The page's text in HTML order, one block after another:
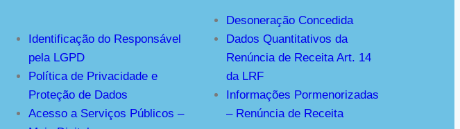
Identificação do Responsável
pela LGPD
Política de Privacidade e
Proteção de Dados
Acesso a Serviços Públicos –
Desoneração Concedida
Dados Quantitativos da
Renúncia de Receita Art. 14
da LRF
Informações Pormenorizadas
– Renúncia de Receita